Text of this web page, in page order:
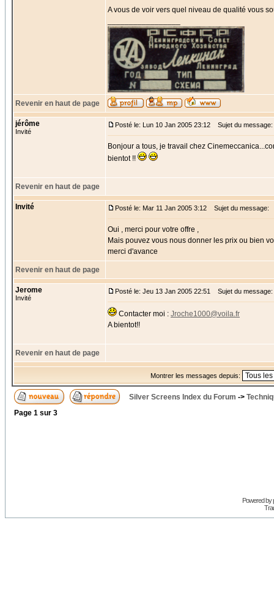
A vous de voir vers quel niveau de qualité vous
Revenir en haut de page
jérôme
Invité
Posté le: Lun 10 Jan 2005 23:12 Sujet du message:
Bonjour a tous, je travail chez
bientot !!
Revenir en haut de page
Invité Posté le: Mar 11 Jan 2005 3:12 Sujet du message:
Oui , merci pour votre offre ,
Mais pouvez vous nous donner les prix ou bien
merci d'avance
Revenir en haut de page
Jerome
Invité
Posté le: Jeu 13 Jan 2005 22:51 Sujet du message:
Contacter moi : Jroche1000@voila.fr
A bientot!!
Revenir en haut de page
Montrer les messages depuis:
Silver Screens Index du Forum ->
Page 1 sur 3
Powered by